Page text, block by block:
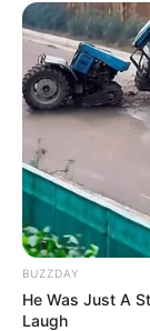
ഫോണ്‍
ശേഖരിക്കാന്‍
ഡല്‍ഹി
കേസ്
BUZZDAY
He Was Just A
Laugh